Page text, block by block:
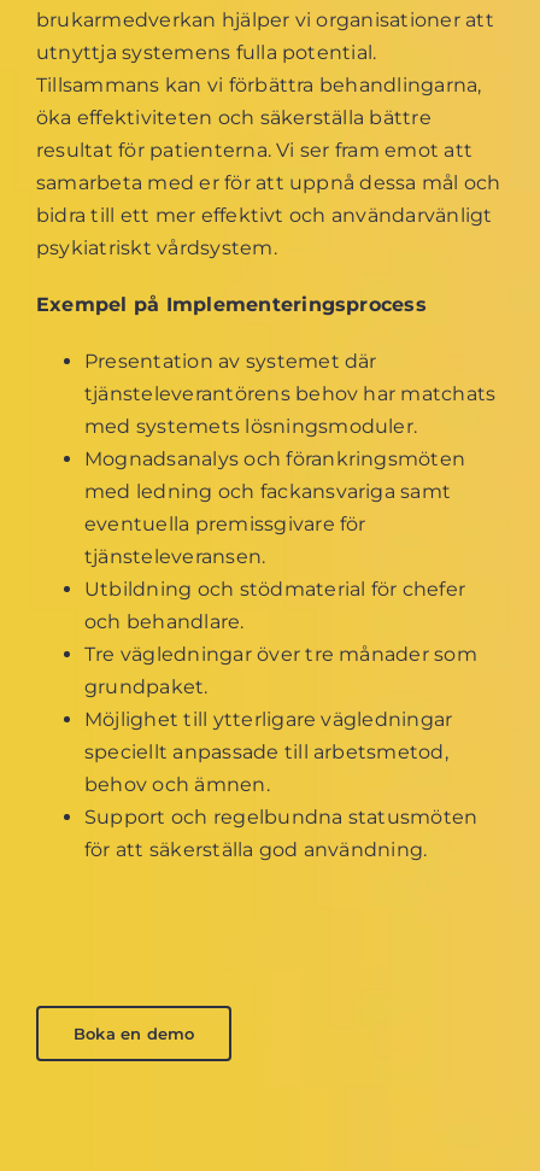
brukarmedverkan hjälper vi organisationer att
utnyttja systemens fulla potential.
Tillsammans kan vi förbättra behandlingarna,
öka effektiviteten och säkerställa bättre
resultat för patienterna. Vi ser fram emot att
samarbeta med er för att uppnå dessa mål och
bidra till ett mer effektivt och användarvänligt
psykiatriskt vårdsystem.
Exempel på Implementeringsprocess
Presentation av systemet där
tjänsteleverantörens behov har matchats
med systemets lösningsmoduler.
Mognadsanalys och förankringsmöten
med ledning och fackansvariga samt
eventuella premissgivare för
tjänsteleveransen.
Utbildning och stödmaterial för chefer
och behandlare.
Tre vägledningar över tre månader som
grundpaket.
Möjlighet till ytterligare vägledningar
speciellt anpassade till arbetsmetod,
behov och ämnen.
Support och regelbundna statusmöten
för att säkerställa god användning.
Boka en demo